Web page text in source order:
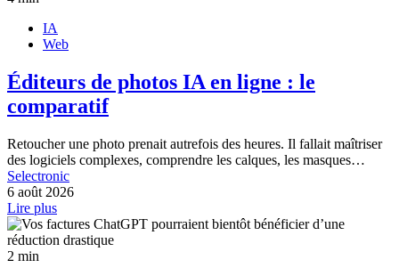
IA
Web
Éditeurs de photos IA en ligne : le
comparatif
Retoucher une photo prenait autrefois des heures. Il fallait maîtriser
des logiciels complexes, comprendre les calques, les masques…
Selectronic
6 août 2026
Lire plus
2 min